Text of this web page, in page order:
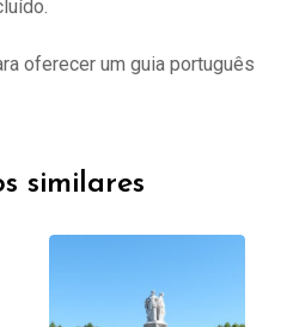
oferecer um guia português
similares